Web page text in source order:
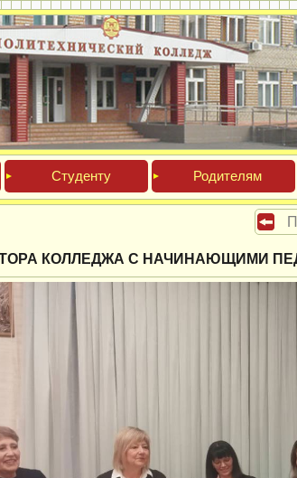
Сту­ден­ту Роди­телям
КОЛЛЕДЖА С НАЧИНАЮЩИМИ